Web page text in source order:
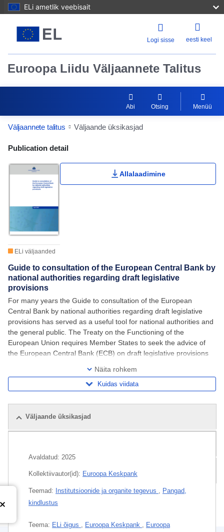
ELi ametlik veebisait
Logi sisse eesti keel
Euroopa Liidu Väljaannete Talitus
Abi Otsing Menüü
Väljaannete talitus Väljaande üksikasjad
Publication Detail Actions Portlet
Publication detail
ELi väljaanded
Allalaadimine
Guide to consultation of the European Central Bank by
national authorities regarding draft legislative
provisions
For many years the Guide to consultation of the European
Central Bank by national authorities regarding draft legislative
provisions has served as a useful tool for national authorities and
the general public. The Treaty on the Functioning of the
European Union requires Member States to seek the advice of
the European Central Bank (ECB) on draft legislative provisions
Näita rohkem
Kuidas viidata
Väljaande üksikasjad
Kõik väljaanded
Avaldatud: 2025
Kollektiivautor(id): Euroopa Keskpank
Teemad: Institutsioonide ja organite tegevus
Pangad,
kindlustus
Teema: ELi õigus Euroopa Keskpank
Euroopa